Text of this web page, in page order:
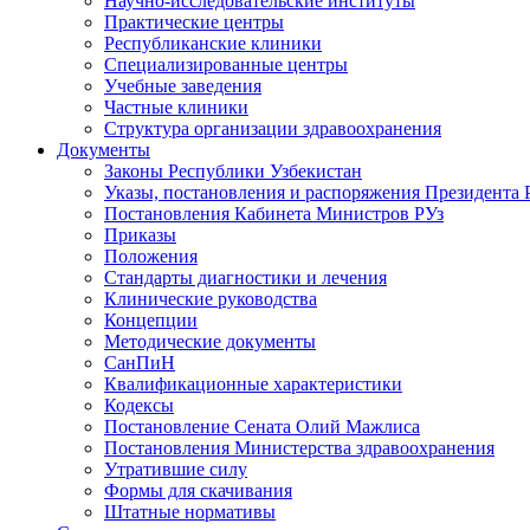
Практические центры
Республиканские клиники
Специализированные центры
Учебные заведения
Частные клиники
Структура организации здравоохранения
Документы
Законы Республики Узбекистан
Указы, постановления и распоряжения Президента
Постановления Кабинета Министров РУз
Приказы
Положения
Стандарты диагностики и лечения
Клинические руководства
Концепции
Методические документы
СанПиН
Квалификационные характеристики
Кодексы
Постановление Сената Олий Мажлиса
Постановления Министерства здравоохранения
Утратившие силу
Формы для скачивания
Штатные нормативы